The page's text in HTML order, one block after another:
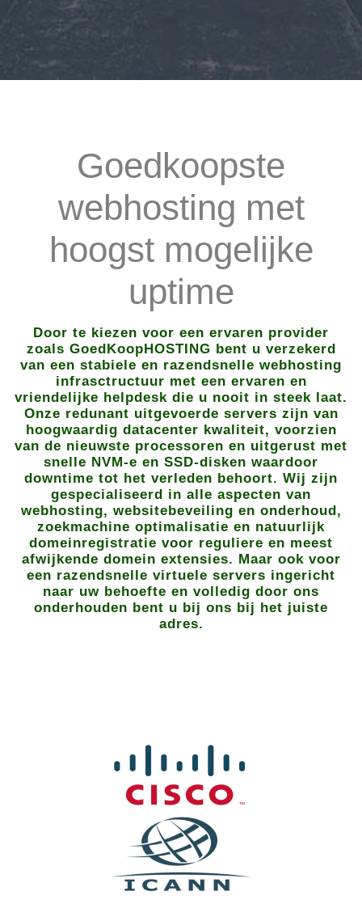
Goedkoopste
webhosting met
hoogst mogelijke
uptime
Door te kiezen voor een ervaren provider
zoals GoedKoopHOSTING bent u verzekerd
van een stabiele en razendsnelle webhosting
infrasctructuur met een ervaren en
vriendelijke helpdesk die u nooit in steek laat.
Onze redunant uitgevoerde servers zijn van
hoogwaardig datacenter kwaliteit, voorzien
van de nieuwste processoren en uitgerust met
snelle NVM-e en SSD-disken waardoor
downtime tot het verleden behoort. Wij zijn
gespecialiseerd in alle aspecten van
webhosting, websitebeveiling en onderhoud,
zoekmachine optimalisatie en natuurlijk
domeinregistratie voor reguliere en meest
afwijkende domein extensies. Maar ook voor
een razendsnelle virtuele servers ingericht
naar uw behoefte en volledig door ons
onderhouden bent u bij ons bij het juiste
adres.